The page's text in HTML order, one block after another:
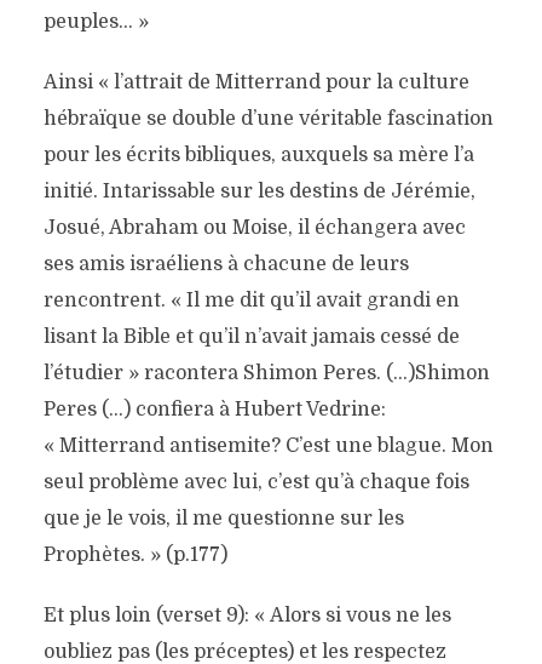
peuples… »
Ainsi « l’attrait de Mitterrand pour la culture
hébraïque se double d’une véritable fascination
pour les écrits bibliques, auxquels sa mère l’a
initié. Intarissable sur les destins de Jérémie,
Josué, Abraham ou Moise, il échangera avec
ses amis israéliens à chacune de leurs
rencontrent. « Il me dit qu’il avait grandi en
lisant la Bible et qu’il n’avait jamais cessé de
l’étudier » racontera Shimon Peres. (…)Shimon
Peres (…) confiera à Hubert Vedrine:
« Mitterrand antisemite? C’est une blague. Mon
seul problème avec lui, c’est qu’à chaque fois
que je le vois, il me questionne sur les
Prophètes. » (p.177)
Et plus loin (verset 9): « Alors si vous ne les
oubliez pas (les préceptes) et les respectez